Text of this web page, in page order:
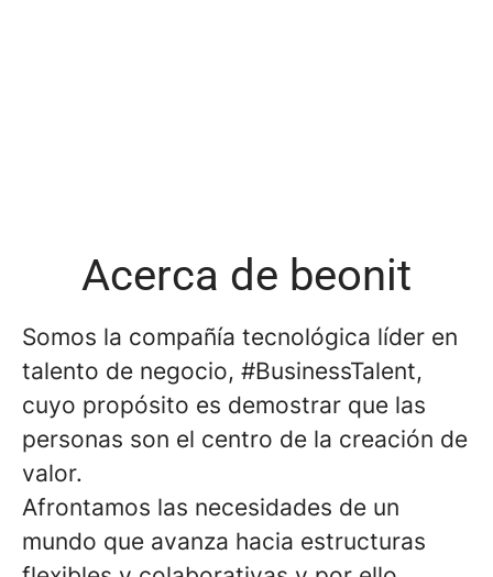
Acerca de beonit
Somos la compañía tecnológica líder en
talento de negocio, #BusinessTalent,
cuyo propósito es demostrar que las
personas son el centro de la creación de
valor.
Afrontamos las necesidades de un
mundo que avanza hacia estructuras